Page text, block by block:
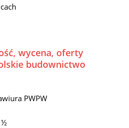
wycena, oferty
budownictwo
PWPW